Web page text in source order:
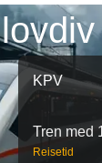
KPV
Tren med
Reisetid